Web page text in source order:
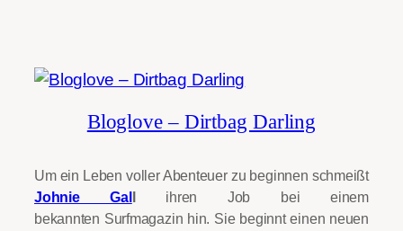
Bloglove – Dirtbag Darling
Um ein Leben voller Abenteuer zu beginnen schmeißt
Johnie Gallihren Job bei einem
bekannten Surfmagazin hin. Sie beginnt einen neuen